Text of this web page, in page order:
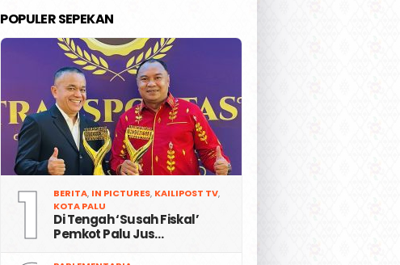
POPULER SEPEKAN
1 BERITA, IN PICTURES, KAILIPOST TV,
KOTA PALU
Di Tengah ‘Susah Fiskal’
Pemkot Palu Jus…